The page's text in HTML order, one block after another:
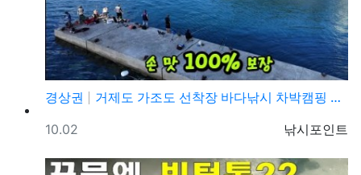
경상권
거제도 가조도 선착장 바다낚시 차박캠핑 화장실 편의시설…
등록자
낚시포인트
등록일
10.02